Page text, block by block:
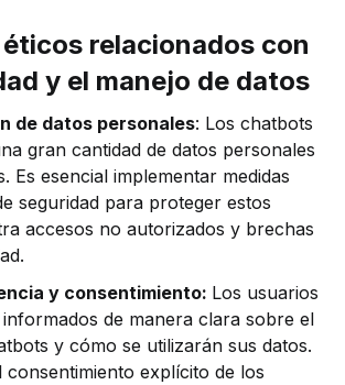
relacionados con
y el manejo de datos
de datos personales: Los chatbots
gran cantidad de datos personales
Es esencial implementar medidas
seguridad para proteger estos
accesos no autorizados y brechas
y consentimiento: Los usuarios
de manera clara sobre el
y cómo se utilizarán sus datos.
consentimiento explícito de los